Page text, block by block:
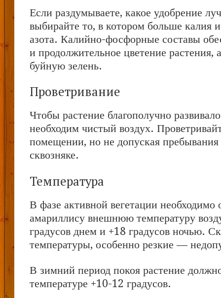
Если раздумываете, какое удобрение
выбирайте то, в котором больше калия
азота. Калийно-фосфорные составы
и продолжительное цветение растения,
буйную зелень.
Проветривание
Чтобы растение благополучно
необходим чистый воздух.
помещении, но не допуская пребывания
сквозняке.
Температура
В фазе активной вегетации необходимо
амариллису внешнюю температуру
градусов днем и +18 градусов ночью.
температуры, особенно резкие —
В зимний период покоя растение
температуре +10-12 градусов.